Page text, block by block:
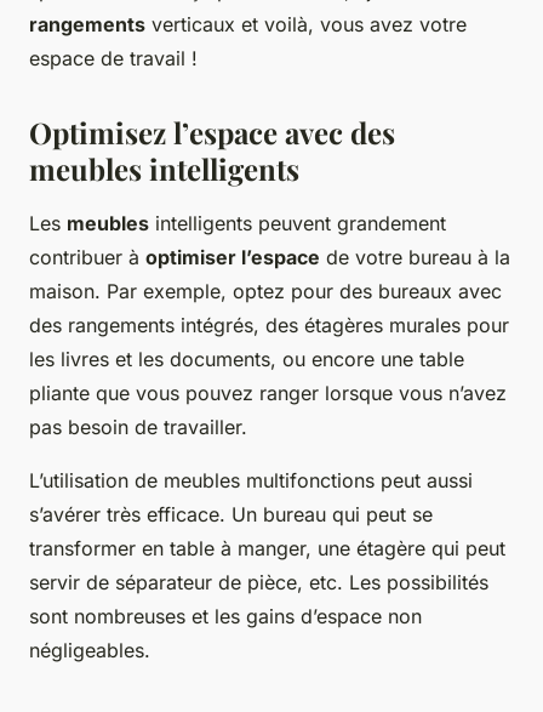
rangements verticaux et voilà, vous avez votre
espace de travail !
Optimisez l’espace avec des
meubles intelligents
Les meubles intelligents peuvent grandement
contribuer à optimiser l’espace de votre bureau à la
maison. Par exemple, optez pour des bureaux avec
des rangements intégrés, des étagères murales pour
les livres et les documents, ou encore une table
pliante que vous pouvez ranger lorsque vous n’avez
pas besoin de travailler.
L’utilisation de meubles multifonctions peut aussi
s’avérer très efficace. Un bureau qui peut se
transformer en table à manger, une étagère qui peut
servir de séparateur de pièce, etc. Les possibilités
sont nombreuses et les gains d’espace non
négligeables.